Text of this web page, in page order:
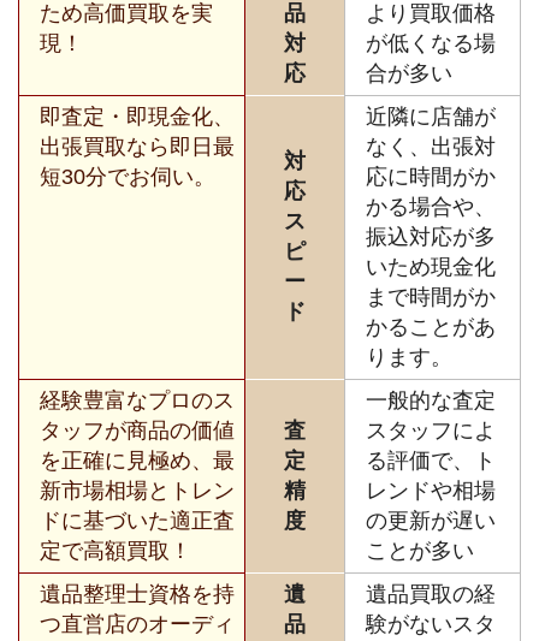
ため高価買取を実
現！
品
対
応
より買取価格
が低くなる場
合が多い
即査定・即現金化、
出張買取なら即日最
短30分でお伺い。
対
応
ス
ピ
ー
ド
近隣に店舗が
なく、出張対
応に時間がか
かる場合や、
振込対応が多
いため現金化
まで時間がか
かることがあ
ります。
経験豊富なプロのス
タッフが商品の価値
を正確に見極め、最
新市場相場とトレン
ドに基づいた適正査
定で高額買取！
査
定
精
度
一般的な査定
スタッフによ
る評価で、ト
レンドや相場
の更新が遅い
ことが多い
遺品整理士資格を持
つ直営店のオーディ
遺
品
遺品買取の経
験がないスタ